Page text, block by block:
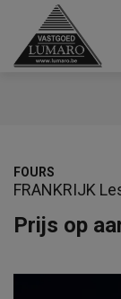
Prijs op
FOURS
FRANKRIJK